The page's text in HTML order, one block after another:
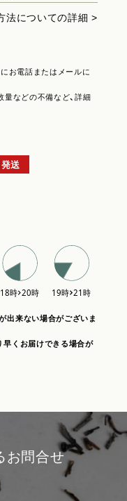
法についての詳細 >
お電話またはメールに
量などの不備など、詳細
送
出来ない場合がございま
早くお届けできる場合が
お問合せ